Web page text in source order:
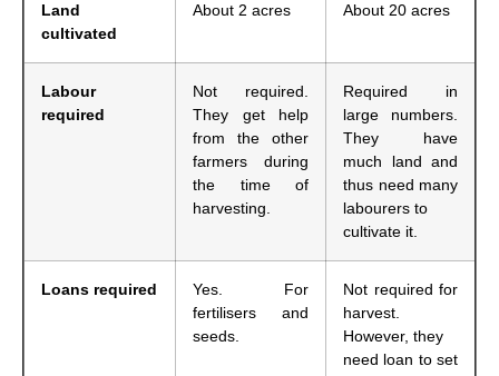
Land
cultivated
About 2 acres About 20 acres
Labour
required
Not required.
They get help
from the other
farmers during
the time of
harvesting.
Required in
large numbers.
They have
much land and
thus need many
labourers to
cultivate it.
Loans required
Yes. For
fertilisers and
seeds.
Not required for
harvest.
However, they
need loan to set